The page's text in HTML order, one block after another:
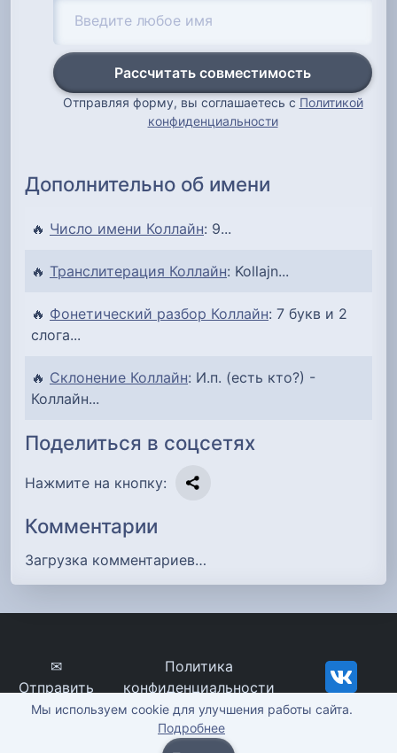
Рассчитать совместимость
Отправляя форму, вы соглашаетесь с Политикой
конфиденциальности
Дополнительно об имени
🔥 Число имени Коллайн: 9...
🔥 Транслитерация Коллайн: Kollajn...
🔥 Фонетический разбор Коллайн: 7 букв и 2
слога...
🔥 Склонение Коллайн: И.п. (есть кто?) -
Коллайн...
Поделиться в соцсетях
Нажмите на кнопку:
Комментарии
Загрузка комментариев…
✉
Отправить
сообщение
Политика
конфиденциальности
imena-znachenie.ru, ©
2012-2026
Мы используем cookie для улучшения работы сайта.
Подробнее